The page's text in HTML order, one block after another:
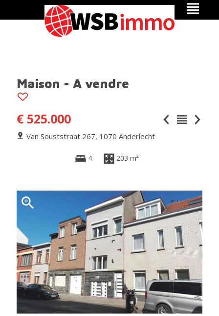
Maison - A vendre
€ 525.000
Van Souststraat 267, 1070 Anderlecht
4 203 m²